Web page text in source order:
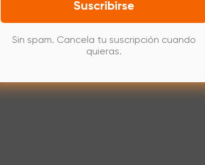
Suscribirse
Sin spam. Cancela tu suscripción cuando
quieras.